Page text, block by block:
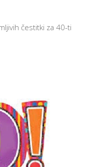
čestitki za 40-ti